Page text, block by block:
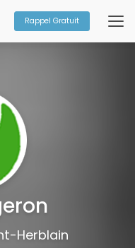
Rappel Gratuit
Herblain